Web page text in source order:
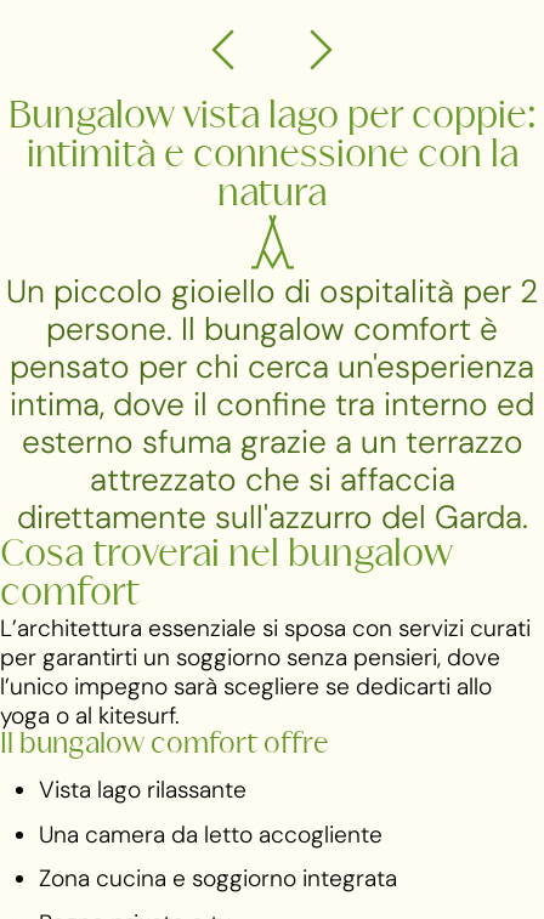
Bungalow vista lago per coppie:
intimità e connessione con la
natura
Un piccolo gioiello di ospitalità per 2
persone. Il bungalow comfort è
pensato per chi cerca un'esperienza
intima, dove il confine tra interno ed
esterno sfuma grazie a un terrazzo
attrezzato che si affaccia
direttamente sull'azzurro del Garda.
Cosa troverai nel bungalow
comfort
L’architettura essenziale si sposa con servizi curati
per garantirti un soggiorno senza pensieri, dove
l’unico impegno sarà scegliere se dedicarti allo
yoga o al kitesurf.
Il bungalow comfort offre
Vista lago rilassante
Una camera da letto accogliente
Zona cucina e soggiorno integrata